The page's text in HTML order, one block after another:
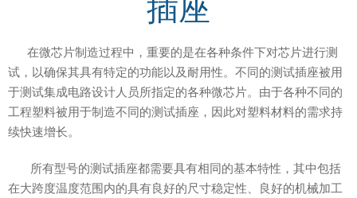
插座
在微芯片制造过程中，重要的是在各种条件下对芯片进行测
试，以确保其具有特定的功能以及耐用性。不同的测试插座被用
于测试集成电路设计人员所指定的各种微芯片。由于各种不同的
工程塑料被用于制造不同的测试插座，因此对塑料材料的需求持
续快速增长。
所有型号的测试插座都需要具有相同的基本特性，其中包括
在大跨度温度范围内的具有良好的尺寸稳定性、良好的机械加工